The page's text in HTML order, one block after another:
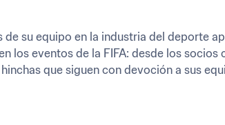
su equipo en la industria del deporte
los eventos de la FIFA: desde los socios
que siguen con devoción a sus